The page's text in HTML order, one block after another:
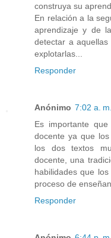
construya su
En relación a la
aprendizaje y de
detectar a
explotarlas...
Responder
Anónimo 7:02 a. m.
Es importante
docente ya que
los dos textos
docente, una
habilidades que
proceso de
Responder